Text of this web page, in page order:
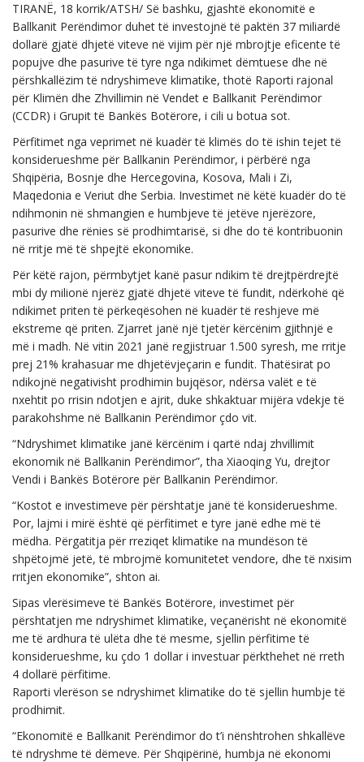
TIRANË, 18 korrik/ATSH/ Së bashku, gjashtë ekonomitë e
Ballkanit Perëndimor duhet të investojnë të paktën 37 miliardë
dollarë gjatë dhjetë viteve në vijim për një mbrojtje eficente të
popujve dhe pasurive të tyre nga ndikimet dëmtuese dhe në
përshkallëzim të ndryshimeve klimatike, thotë Raporti rajonal
për Klimën dhe Zhvillimin në Vendet e Ballkanit Perëndimor
(CCDR) i Grupit të Bankës Botërore, i cili u botua sot.
Përfitimet nga veprimet në kuadër të klimës do të ishin tejet të
konsiderueshme për Ballkanin Perëndimor, i përbërë nga
Shqipëria, Bosnje dhe Hercegovina, Kosova, Mali i Zi,
Maqedonia e Veriut dhe Serbia. Investimet në këtë kuadër do të
ndihmonin në shmangien e humbjeve të jetëve njerëzore,
pasurive dhe rënies së prodhimtarisë, si dhe do të kontribuonin
në rritje më të shpejtë ekonomike.
Për këtë rajon, përmbytjet kanë pasur ndikim të drejtpërdrejtë
mbi dy milionë njerëz gjatë dhjetë viteve të fundit, ndërkohë që
ndikimet priten të përkeqësohen në kuadër të reshjeve më
ekstreme që priten. Zjarret janë një tjetër kërcënim gjithnjë e
më i madh. Në vitin 2021 janë regjistruar 1.500 syresh, me rritje
prej 21% krahasuar me dhjetëvjeçarin e fundit. Thatësirat po
ndikojnë negativisht prodhimin bujqësor, ndërsa valët e të
nxehtit po rrisin ndotjen e ajrit, duke shkaktuar mijëra vdekje të
parakohshme në Ballkanin Perëndimor çdo vit.
“Ndryshimet klimatike janë kërcënim i qartë ndaj zhvillimit
ekonomik në Ballkanin Perëndimor”, tha Xiaoqing Yu, drejtor
Vendi i Bankës Botërore për Ballkanin Perëndimor.
“Kostot e investimeve për përshtatje janë të konsiderueshme.
Por, lajmi i mirë është që përfitimet e tyre janë edhe më të
mëdha. Përgatitja për rreziqet klimatike na mundëson të
shpëtojmë jetë, të mbrojmë komunitetet vendore, dhe të nxisim
rritjen ekonomike”, shton ai.
Sipas vlerësimeve të Bankës Botërore, investimet për
përshtatjen me ndryshimet klimatike, veçanërisht në ekonomitë
me të ardhura të ulëta dhe të mesme, sjellin përfitime të
konsiderueshme, ku çdo 1 dollar i investuar përkthehet në rreth
4 dollarë përfitime.
Raporti vlerëson se ndryshimet klimatike do të sjellin humbje të
prodhimit.
“Ekonomitë e Ballkanit Perëndimor do t’i nënshtrohen shkallëve
të ndryshme të dëmeve. Për Shqipërinë, humbja në ekonomi